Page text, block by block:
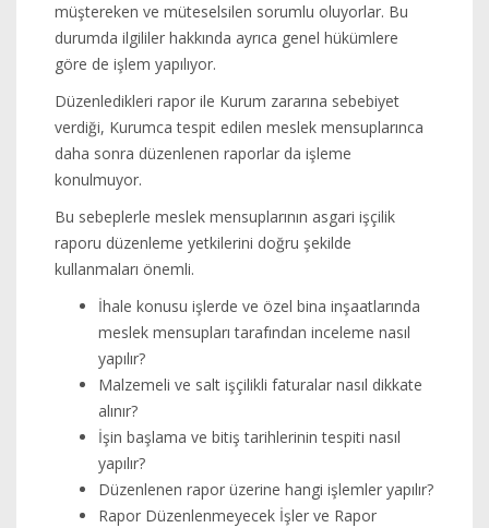
müştereken ve müteselsilen sorumlu oluyorlar. Bu
durumda ilgililer hakkında ayrıca genel hükümlere
göre de işlem yapılıyor.
Düzenledikleri rapor ile Kurum zararına sebebiyet
verdiği, Kurumca tespit edilen meslek mensuplarınca
daha sonra düzenlenen raporlar da işleme
konulmuyor.
Bu sebeplerle meslek mensuplarının asgari işçilik
raporu düzenleme yetkilerini doğru şekilde
kullanmaları önemli.
İhale konusu işlerde ve özel bina inşaatlarında
meslek mensupları tarafından inceleme nasıl
yapılır?
Malzemeli ve salt işçilikli faturalar nasıl dikkate
alınır?
İşin başlama ve bitiş tarihlerinin tespiti nasıl
yapılır?
Düzenlenen rapor üzerine hangi işlemler yapılır?
Rapor Düzenlenmeyecek İşler ve Rapor